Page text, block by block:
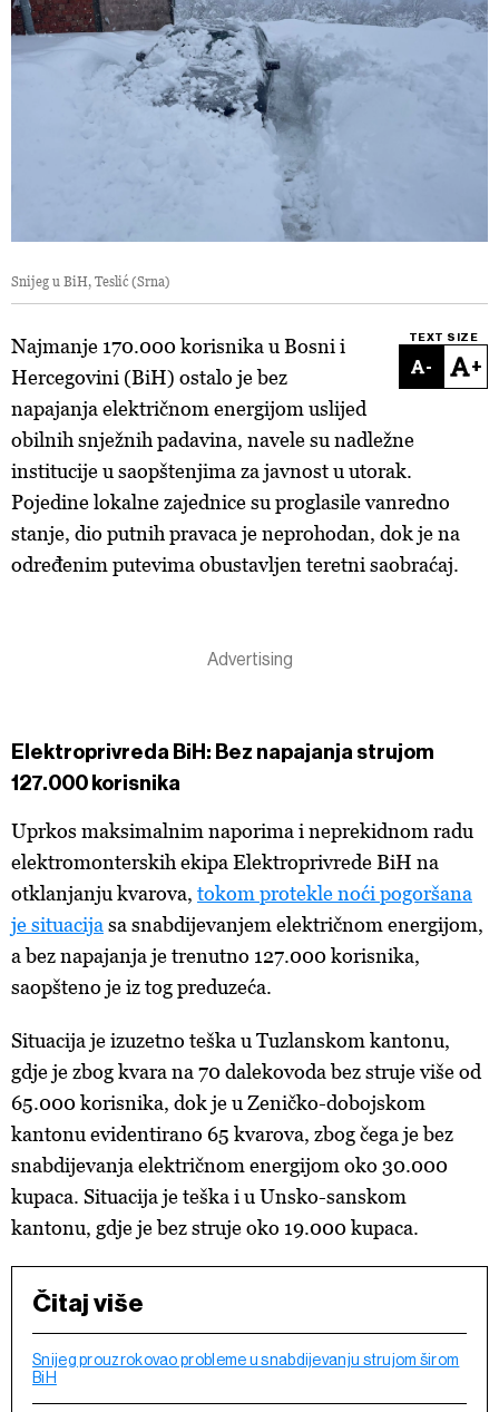
Snijeg u BiH, Teslić (Srna)
TEXT SIZE
- +
Najmanje 170.000 korisnika u Bosni i
Hercegovini (BiH) ostalo je bez
napajanja električnom energijom uslijed
obilnih snježnih padavina, navele su nadležne
institucije u saopštenjima za javnost u utorak.
Pojedine lokalne zajednice su proglasile vanredno
stanje, dio putnih pravaca je neprohodan, dok je na
određenim putevima obustavljen teretni saobraćaj.
Elektroprivreda BiH: Bez napajanja strujom
127.000 korisnika
Uprkos maksimalnim naporima i neprekidnom radu
elektromonterskih ekipa Elektroprivrede BiH na
otklanjanju kvarova, tokom protekle noći pogoršana
je situacija sa snabdijevanjem električnom energijom,
a bez napajanja je trenutno 127.000 korisnika,
saopšteno je iz tog preduzeća.
Situacija je izuzetno teška u Tuzlanskom kantonu,
gdje je zbog kvara na 70 dalekovoda bez struje više od
65.000 korisnika, dok je u Zeničko-dobojskom
kantonu evidentirano 65 kvarova, zbog čega je bez
snabdijevanja električnom energijom oko 30.000
kupaca. Situacija je teška i u Unsko-sanskom
kantonu, gdje je bez struje oko 19.000 kupaca.
Čitaj više
Snijeg prouzrokovao probleme u snabdijevanju strujom širom
BiH